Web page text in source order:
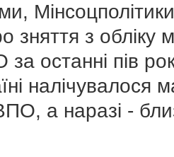
Мінсоцполітики
зняття з обліку
останні пів
налічувалося
а наразі -